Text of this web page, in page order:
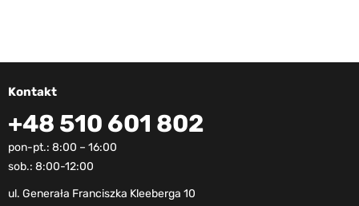
Kontakt
+48 510 601 802
pon-pt.: 8:00 – 16:00
sob.: 8:00-12:00
ul. Generała Franciszka Kleeberga 10